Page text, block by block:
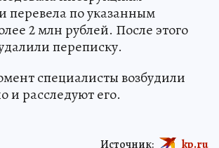
по указанным
2 млн рублей. После этого
переписку.
специалисты возбудили
и расследуют его.
Источник: kp.ru